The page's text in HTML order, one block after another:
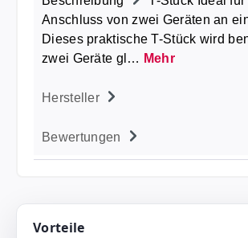
Anschluss von zwei Geräten an
Dieses praktische T-Stück wird
zwei Geräte gl… Mehr
Hersteller
Bewertungen
Vorteile